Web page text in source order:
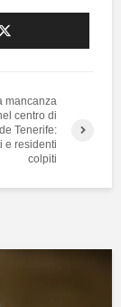
mancanza
centro di
Tenerife:
e residenti
colpiti